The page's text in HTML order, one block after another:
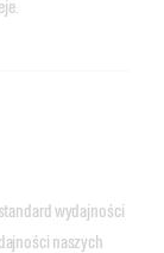
wydajności
naszych